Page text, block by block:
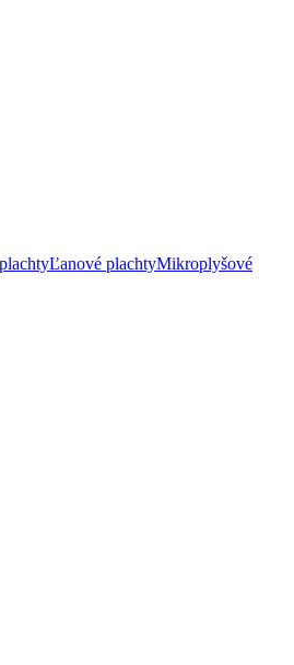
Ľanové plachtyMikroplyšové